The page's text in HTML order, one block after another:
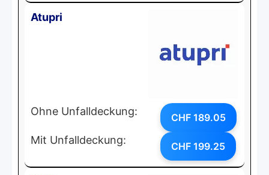
Atupri
Ohne Unfalldeckung: CHF 189.05
Mit Unfalldeckung: CHF 199.25